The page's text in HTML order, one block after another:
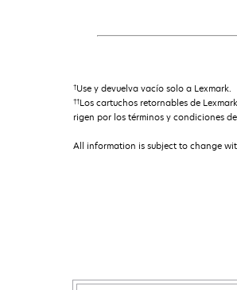
†Use y devuelva vacío solo a Lexmark.
††Los cartuchos retornables de
rigen por los términos y condiciones
All information is subject to change